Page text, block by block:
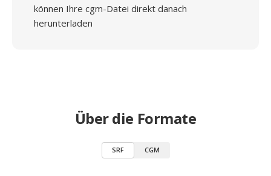
können Ihre cgm-Datei direkt danach
herunterladen
Über die Formate
SRF CGM